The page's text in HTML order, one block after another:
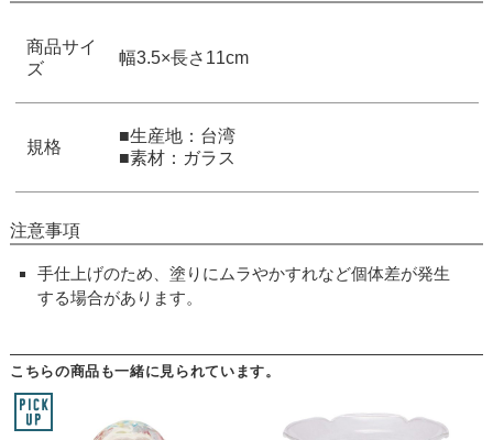
商品サイ
ズ
幅3.5×長さ11cm
規格
■生産地：台湾
■素材：ガラス
注意事項
手仕上げのため、塗りにムラやかすれなど個体差が発生
する場合があります。
こちらの商品も一緒に見られています。